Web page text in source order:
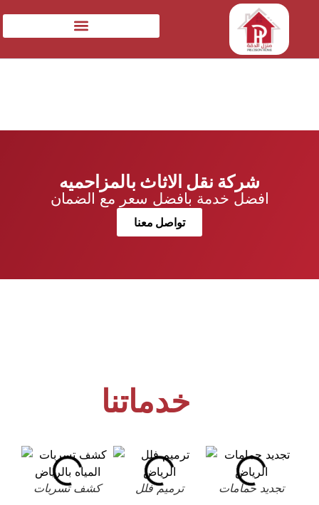
شركة نقل الاثاث بالمزاحميه
افضل خدمة بافضل سعر مع الضمان
تواصل معنا
خدماتنا
كشف تسربات ترميم فلل تجديد حمامات